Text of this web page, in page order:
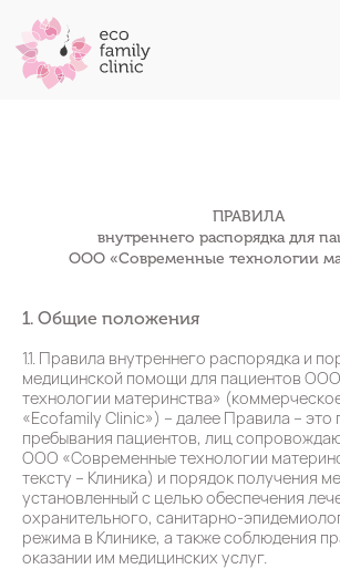
ПРАВИЛА
внутреннего распорядка для
ООО «Современные технологии
1. Общие положения
1.1. Правила внутреннего распорядка и
медицинской помощи для пациентов
технологии материнства»
«Ecofamily Clinic») – далее Правила – это
пребывания пациентов, лиц
ООО «Современные технологии
тексту – Клиника) и порядок получения
установленный с целью обеспечения
охранительного, санитарно-
режима в Клинике, а также соблюдения
оказании им медицинских услуг.